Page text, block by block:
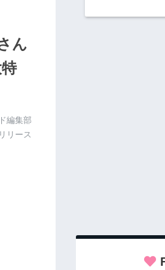
ん
編集部
リース